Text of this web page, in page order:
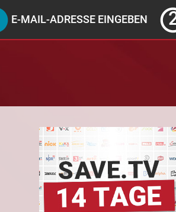
E-MAIL-ADRESSE EINGEBEN